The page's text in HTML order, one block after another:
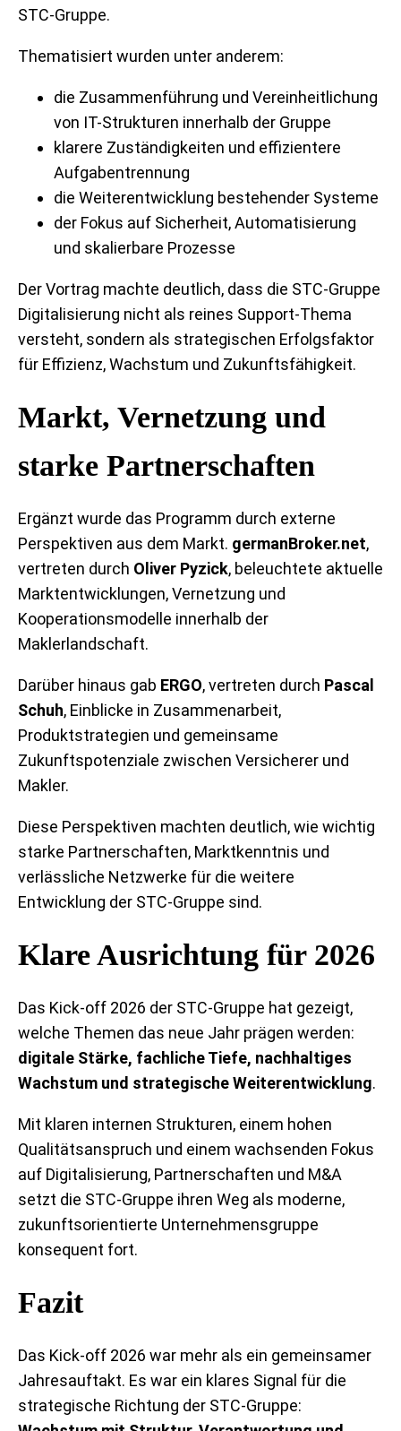
STC-Gruppe.
Thematisiert wurden unter anderem:
die Zusammenführung und Vereinheitlichung
von IT-Strukturen innerhalb der Gruppe
klarere Zuständigkeiten und effizientere
Aufgabentrennung
die Weiterentwicklung bestehender Systeme
der Fokus auf Sicherheit, Automatisierung
und skalierbare Prozesse
Der Vortrag machte deutlich, dass die STC-Gruppe
Digitalisierung nicht als reines Support-Thema
versteht, sondern als strategischen Erfolgsfaktor
für Effizienz, Wachstum und Zukunftsfähigkeit.
Markt, Vernetzung und
starke Partnerschaften
Ergänzt wurde das Programm durch externe
Perspektiven aus dem Markt. germanBroker.net,
vertreten durch Oliver Pyzick, beleuchtete aktuelle
Marktentwicklungen, Vernetzung und
Kooperationsmodelle innerhalb der
Maklerlandschaft.
Darüber hinaus gab ERGO, vertreten durch Pascal
Schuh, Einblicke in Zusammenarbeit,
Produktstrategien und gemeinsame
Zukunftspotenziale zwischen Versicherer und
Makler.
Diese Perspektiven machten deutlich, wie wichtig
starke Partnerschaften, Marktkenntnis und
verlässliche Netzwerke für die weitere
Entwicklung der STC-Gruppe sind.
Klare Ausrichtung für 2026
Das Kick-off 2026 der STC-Gruppe hat gezeigt,
welche Themen das neue Jahr prägen werden:
digitale Stärke, fachliche Tiefe, nachhaltiges
Wachstum und strategische Weiterentwicklung.
Mit klaren internen Strukturen, einem hohen
Qualitätsanspruch und einem wachsenden Fokus
auf Digitalisierung, Partnerschaften und M&A
setzt die STC-Gruppe ihren Weg als moderne,
zukunftsorientierte Unternehmensgruppe
konsequent fort.
Fazit
Das Kick-off 2026 war mehr als ein gemeinsamer
Jahresauftakt. Es war ein klares Signal für die
strategische Richtung der STC-Gruppe: